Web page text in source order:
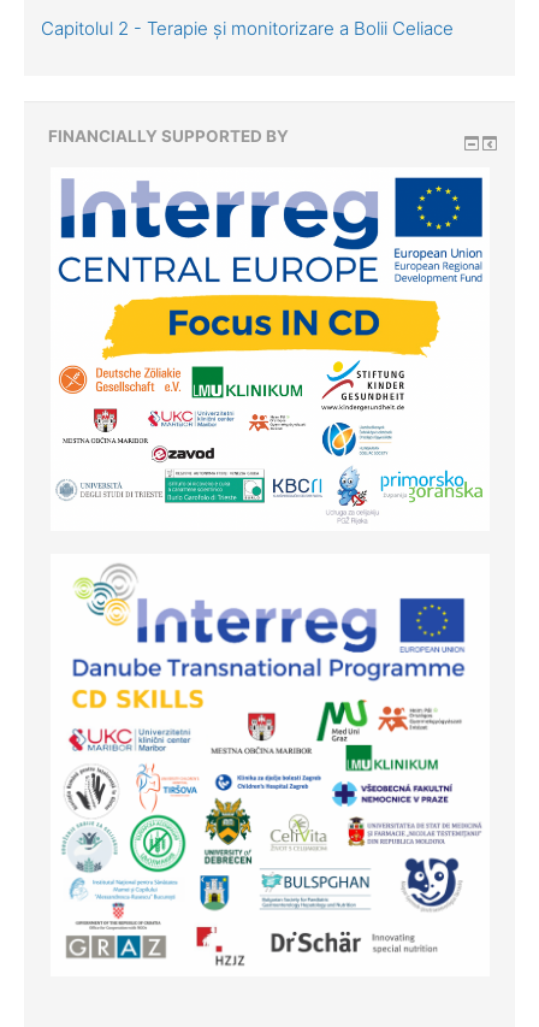
Capitolul 2 - Terapie și monitorizare a Bolii Celiace
FINANCIALLY SUPPORTED BY